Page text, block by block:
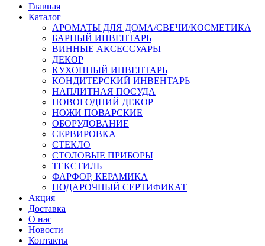
Главная
Каталог
АРОМАТЫ ДЛЯ ДОМА/СВЕЧИ/КОСМЕТИКА
БАРНЫЙ ИНВЕНТАРЬ
ВИННЫЕ АКСЕССУАРЫ
ДЕКОР
КУХОННЫЙ ИНВЕНТАРЬ
КОНДИТЕРСКИЙ ИНВЕНТАРЬ
НАПЛИТНАЯ ПОСУДА
НОВОГОДНИЙ ДЕКОР
НОЖИ ПОВАРСКИЕ
ОБОРУДОВАНИЕ
СЕРВИРОВКА
СТЕКЛО
СТОЛОВЫЕ ПРИБОРЫ
ТЕКСТИЛЬ
ФАРФОР, КЕРАМИКА
ПОДАРОЧНЫЙ СЕРТИФИКАТ
Акция
Доставка
О нас
Новости
Контакты